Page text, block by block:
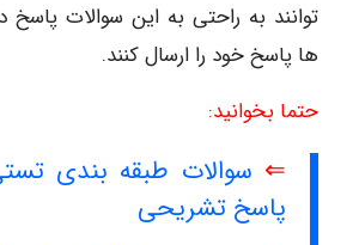
توانند به راحتی به این سوالات
ها پاسخ خود را ارسال کنند.
حتما بخوانید:
⇐ سوالات طبقه بندی
پاسخ تشریحی